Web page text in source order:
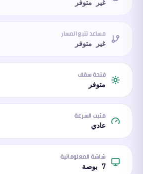
غير متوفر
مساعد تتبع المسار
غير متوفر
فتحة سقف
متوفر
مثبت السرعة
عادي
شاشة المعلوماتية
7 بوصة